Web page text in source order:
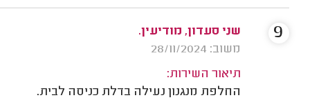
שני סעדון, מודיעין.
משוב: 28/11/2024
תיאור השירות:
החלפת מנגנון נעילה בדלת כניסה לבית.
9